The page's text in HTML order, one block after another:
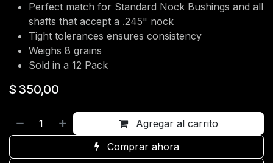
Perfect match for Standard Nock Bushings and all
shafts that accept a .245" nock
Tight tolerances ensures consistency
Weighs 8 grains
Sold in a 12 Pack
$ 350,00
Agregar al carrito
Comprar ahora